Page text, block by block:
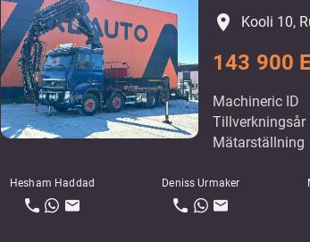
Machineric ID
Tillverkningsår
Mätarställning
Hesham Haddad Deniss Urmaker
143 900
place